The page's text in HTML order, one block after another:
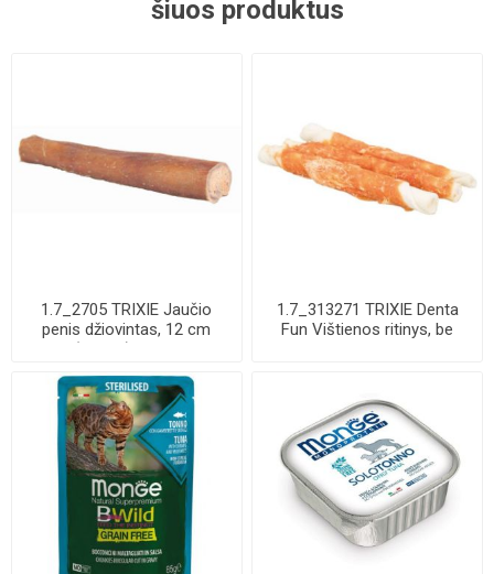
šiuos produktus
1.7_2705 TRIXIE Jaučio
penis džiovintas, 12 cm
(pak.50) !MIN...
1.7_313271 TRIXIE Denta
Fun Vištienos ritinys, be